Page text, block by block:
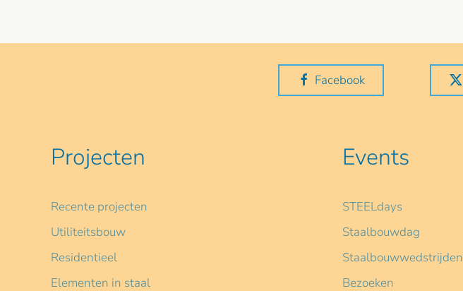
Facebook
Projecten
Recente projecten
Utiliteitsbouw
Residentieel
Elementen in staal
Events
STEELdays
Staalbouwdag
Staalbouwwedstrijden
Bezoeken